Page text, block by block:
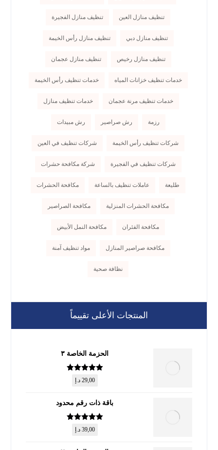
تنظيف منازل العين تنظيف منازل الفجيرة
تنظيف منازل دبي تنظيف منازل رأس الخيمة
تنظيف منازل رخيص تنظيف منازل عجمان
خدمات تنظيف خزانات المياه خدمات تنظيف رأس الخيمة
خدمات تنظيف مرنة عجمان خدمات تنظيف منازل
رزمة رش صراصير رش مبيدات
شركات تنظيف رأس الخيمة شركات تنظيف في العين
شركات تنظيف في الفجيرة شركة مكافحة حشرات
طليعة عاملات تنظيف بالساعة مكافحة الحشرات
مكافحة الحشرات المنزلية مكافحة الصراصير
مكافحة الفئران مكافحة النمل الأبيض
مكافحة صراصير المنازل مواد تنظيف آمنة
نظافة صحية
المنتجات الأعلى تقييماً
الحزمة الخاصة ٣
تم التقييم
من 5
29,00 د.إ
باقة ذات رقم محدود
تم التقييم
من 5
39,00 د.إ